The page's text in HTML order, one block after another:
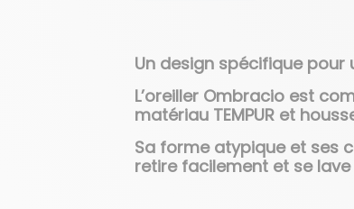
Un design spécifique
L’oreiller Ombracio est
matériau TEMPUR et
Sa forme atypique et ses
retire facilement et se